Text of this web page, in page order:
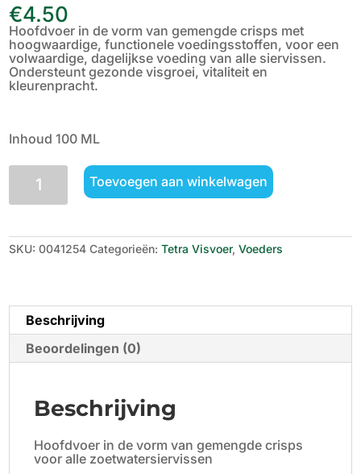
€4.50
Hoofdvoer in de vorm van gemengde crisps met
hoogwaardige, functionele voedingsstoffen, voor een
volwaardige, dagelijkse voeding van alle siervissen.
Ondersteunt gezonde visgroei, vitaliteit en
kleurenpracht.
Inhoud 100 ML
TetraMin
Crisps
Toevoegen aan winkelwagen
SKU:0041254 Categorieën:Tetra Visvoer,Voeders
Beschrijving
Beoordelingen (0)
Beschrijving
Hoofdvoer in de vorm van gemengde crisps
voor alle zoetwatersiervissen